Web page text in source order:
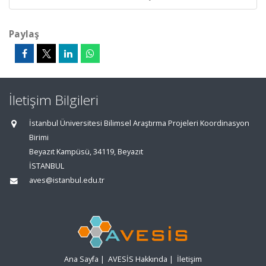
Paylaş
İletişim Bilgileri
İstanbul Üniversitesi Bilimsel Araştırma Projeleri Koordinasyon
Birimi
Beyazıt Kampüsü, 34119, Beyazıt
İSTANBUL
aves@istanbul.edu.tr
Ana Sayfa | AVESİS Hakkında | İletişim